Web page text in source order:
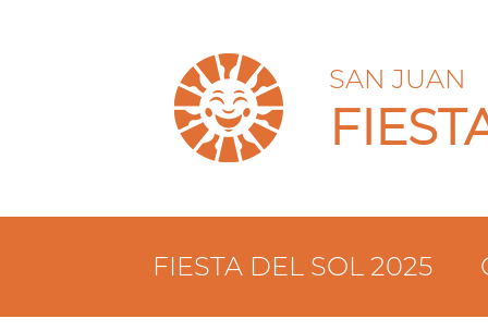
SAN JUAN
FIESTA DEL SOL 2025